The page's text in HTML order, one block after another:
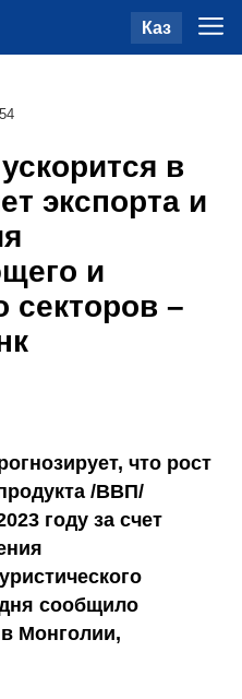
Каз
в
экспорта и
и
секторов –
что рост
/ВВП/
году за счет
сообщило
Монголии,